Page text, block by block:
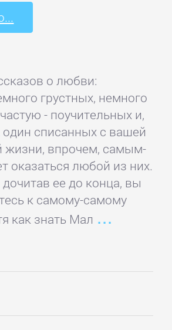
о любви:
грустных, немного
- поучительных и,
один списанных с вашей
жизни, впрочем, самым-
оказаться любой из них.
дочитав ее до конца, вы
к самому-самому
как знать Мал